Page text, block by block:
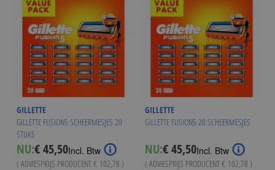
GILLETTE
GILLETTE FUSION5 SCHEERMESJES 20
STUKS
NU:€ 45,50Incl. Btw
( ADVIESPRIJS PRODUCENT€ 102,78 )
GILLETTE
GILLETTE FUSION5 20 SCHEERMESJES
NU:€ 45,50Incl. Btw
( ADVIESPRIJS PRODUCENT€ 102,78 )